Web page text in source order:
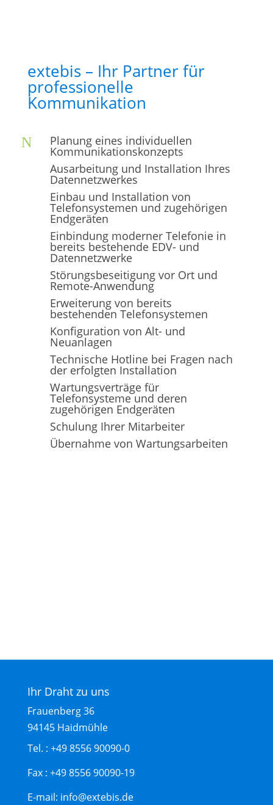
extebis – Ihr Partner für
professionelle
Kommunikation
N Planung eines individuellen
Kommunikationskonzepts
Ausarbeitung und Installation Ihres
Datennetzwerkes
Einbau und Installation von
Telefonsystemen und zugehörigen
Endgeräten
Einbindung moderner Telefonie in
bereits bestehende EDV- und
Datennetzwerke
Störungsbeseitigung vor Ort und
Remote-Anwendung
Erweiterung von bereits
bestehenden Telefonsystemen
Konfiguration von Alt- und
Neuanlagen
Technische Hotline bei Fragen nach
der erfolgten Installation
Wartungsverträge für
Telefonsysteme und deren
zugehörigen Endgeräten
Schulung Ihrer Mitarbeiter
Übernahme von Wartungsarbeiten
Ihr Draht zu uns
Frauenberg 36
94145 Haidmühle
Tel. : +49 8556 90090-0
Fax : +49 8556 90090-19
E-mail: info@extebis.de